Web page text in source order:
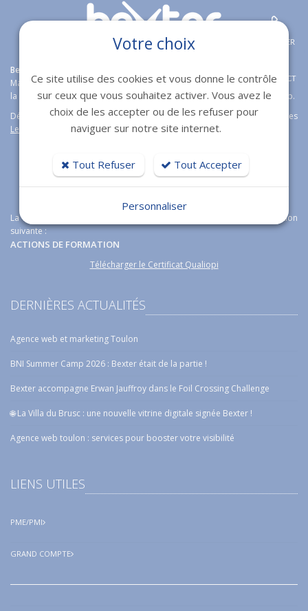
Bexter
Marseille, Fréjus et Nice étoffe son offre boutique en ligne en proposant
la solution e-commerce open sourceMagentoWordpress et Prestashop.
Découvrez aussi notre logiciel immobilier de transaction immobilières
Lesty
La certification qualité a été délivrée au titre de la catégorie d'action
suivante :
ACTIONS DE FORMATION
Télécharger le Certificat Qualiopi
DERNIÈRES ACTUALITÉS
Agence web et marketing Toulon
BNI Summer Camp 2026 : Bexter était de la partie !
Bexter accompagne Erwan Jauffroy dans le Foil Crossing Challenge
🌐 La Villa du Brusc : une nouvelle vitrine digitale signée Bexter !
Agence web toulon : services pour booster votre visibilité
LIENS UTILES
PME/PMI
GRAND COMPTE
APPELER
CONTACT
Votre choix
Ce site utilise des cookies et vous donne le contrôle
sur ceux que vous souhaitez activer. Vous avez le
choix de les accepter ou de les refuser pour
naviguer sur notre site internet.
Tout Refuser Tout Accepter
Personnaliser